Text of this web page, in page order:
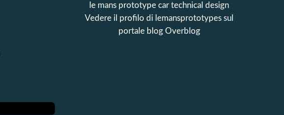
le mans prototype car technical design
Vedere il profilo di lemansprototypes sul
portale blog Overblog